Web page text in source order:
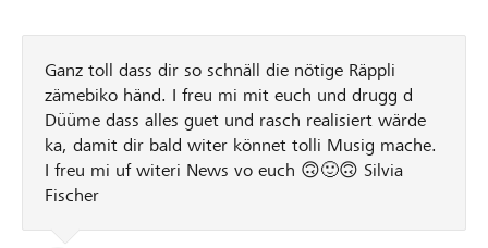
Ganz toll dass dir so schnäll die nötige Räppli
zämebiko händ. I freu mi mit euch und drugg d
Düüme dass alles guet und rasch realisiert wärde
ka, damit dir bald witer könnet tolli Musig mache.
I freu mi uf witeri News vo euch 🙃🙂🙃 Silvia
Fischer